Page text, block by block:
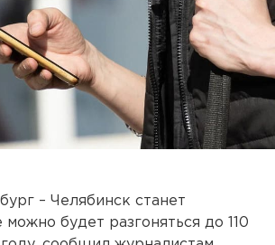
– Челябинск станет
можно будет разгоняться до 110